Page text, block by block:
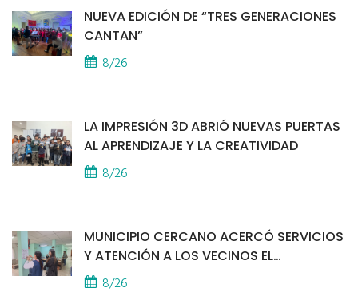
NUEVA EDICIÓN DE “TRES GENERACIONES
CANTAN”
8/26
LA IMPRESIÓN 3D ABRIÓ NUEVAS PUERTAS
AL APRENDIZAJE Y LA CREATIVIDAD
8/26
MUNICIPIO CERCANO ACERCÓ SERVICIOS
Y ATENCIÓN A LOS VECINOS EL
PROVINCIAL
8/26